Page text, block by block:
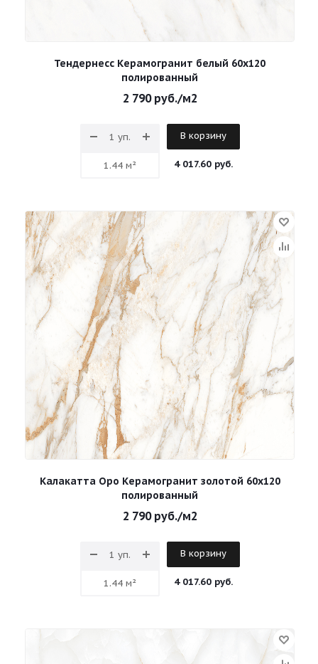
Тендернесс Керамогранит белый 60х120
полированный
2 790руб./м2
В корзину
4 017.60 руб.
Калакатта Оро Керамогранит золотой 60х120
полированный
2 790руб./м2
В корзину
4 017.60 руб.